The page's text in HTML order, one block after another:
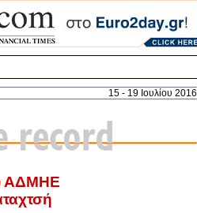
15 - 19 Ιουλίου 2016
ΑΔΜΗΕ